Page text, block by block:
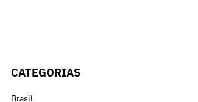
CATEGORIAS
Brasil